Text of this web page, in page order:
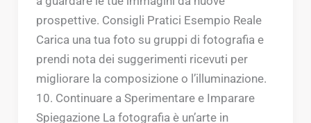
prospettive. Consigli Pratici Esempio Reale
Carica una tua foto su gruppi di fotografia e
prendi nota dei suggerimenti ricevuti per
migliorare la composizione o l’illuminazione.
10. Continuare a Sperimentare e Imparare
Spiegazione La fotografia è un’arte in